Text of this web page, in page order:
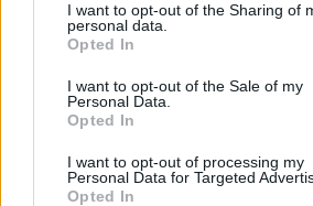
I want to opt-out of the Sharing of
personal data.
Opted In
I want to opt-out of the Sale of my
Personal Data.
Opted In
I want to opt-out of processing my
Personal Data for Targeted
Opted In